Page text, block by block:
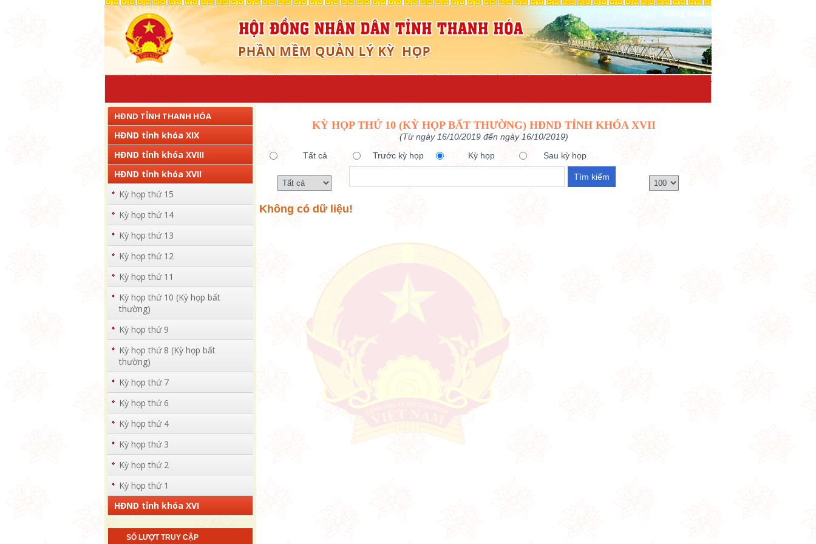
Đăng nhập
HĐND TỈNH THANH HÓA
HĐND tỉnh khóa XIX
HĐND tỉnh khóa XVIII
HĐND tỉnh khóa XVII
Kỳ họp thứ 15
Kỳ họp thứ 14
Kỳ họp thứ 13
Kỳ họp thứ 12
Kỳ họp thứ 11
Kỳ họp thứ 10 (Kỳ họp bất
thường)
Kỳ họp thứ 9
Kỳ họp thứ 8 (Kỳ họp bất
thường)
Kỳ họp thứ 7
Kỳ họp thứ 6
Kỳ họp thứ 4
Kỳ họp thứ 3
Kỳ họp thứ 2
Kỳ họp thứ 1
HĐND tỉnh khóa XVI
SỐ LƯỢT TRUY CẬP
KỲ HỌP THỨ 10 (KỲ HỌP BẤT THƯỜNG) HĐND TỈNH KHÓA XVII
(Từ ngày 16/10/2019 đến ngày 16/10/2019)
Tất cả
Trước kỳ họp Kỳ họp Sau kỳ họp
Không có dữ liệu!